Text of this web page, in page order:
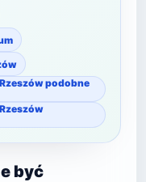
podobne
być